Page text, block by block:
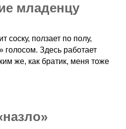
младенцу
соску, ползает по полу,
Здесь работает
же, как братик, меня тоже